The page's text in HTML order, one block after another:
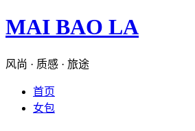
MAI BAO LA
风尚 · 质感 · 旅途
首页
女包